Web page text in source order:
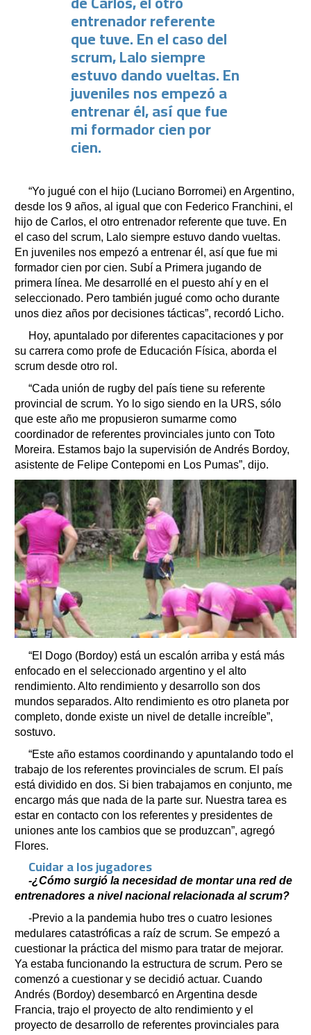
entrenador referente
que tuve. En el caso del
scrum, Lalo siempre
estuvo dando vueltas. En
juveniles nos empezó a
entrenar él, así que fue
mi formador cien por
cien.
“Yo jugué con el hijo (Luciano Borromei) en Argentino,
desde los 9 años, al igual que con Federico Franchini, el
hijo de Carlos, el otro entrenador referente que tuve. En
el caso del scrum, Lalo siempre estuvo dando vueltas.
En juveniles nos empezó a entrenar él, así que fue mi
formador cien por cien. Subí a Primera jugando de
primera línea. Me desarrollé en el puesto ahí y en el
seleccionado. Pero también jugué como ocho durante
unos diez años por decisiones tácticas”, recordó Licho.
Hoy, apuntalado por diferentes capacitaciones y por
su carrera como profe de Educación Física, aborda el
scrum desde otro rol.
“Cada unión de rugby del país tiene su referente
provincial de scrum. Yo lo sigo siendo en la URS, sólo
que este año me propusieron sumarme como
coordinador de referentes provinciales junto con Toto
Moreira. Estamos bajo la supervisión de Andrés Bordoy,
asistente de Felipe Contepomi en Los Pumas”, dijo.
“El Dogo (Bordoy) está un escalón arriba y está más
enfocado en el seleccionado argentino y el alto
rendimiento. Alto rendimiento y desarrollo son dos
mundos separados. Alto rendimiento es otro planeta por
completo, donde existe un nivel de detalle increíble”,
sostuvo.
“Este año estamos coordinando y apuntalando todo el
trabajo de los referentes provinciales de scrum. El país
está dividido en dos. Si bien trabajamos en conjunto, me
encargo más que nada de la parte sur. Nuestra tarea es
estar en contacto con los referentes y presidentes de
uniones ante los cambios que se produzcan”, agregó
Flores.
Cuidar a los jugadores
-¿Cómo surgió la necesidad de montar una red de
entrenadores a nivel nacional relacionada al scrum?
-Previo a la pandemia hubo tres o cuatro lesiones
medulares catastróficas a raíz de scrum. Se empezó a
cuestionar la práctica del mismo para tratar de mejorar.
Ya estaba funcionando la estructura de scrum. Pero se
comenzó a cuestionar y se decidió actuar. Cuando
Andrés (Bordoy) desembarcó en Argentina desde
Francia, trajo el proyecto de alto rendimiento y el
proyecto de desarrollo de referentes provinciales para